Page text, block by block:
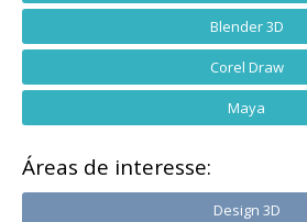
Blender 3D
Corel Draw
Maya
Áreas de interesse:
Design 3D